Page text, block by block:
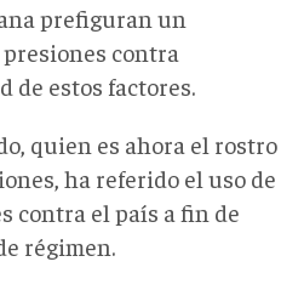
prefiguran un
contra
de estos factores.
quien es ahora el rostro
ha referido el uso de
contra el país a fin de
régimen.